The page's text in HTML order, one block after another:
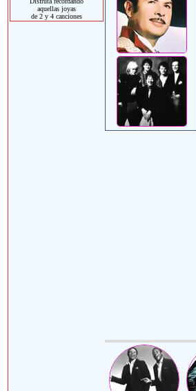
aquellas joyas
de 2 y 4 canciones